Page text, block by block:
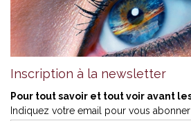
Inscription à la newsletter
Pour tout savoir et tout voir avant
Indiquez votre email pour vous